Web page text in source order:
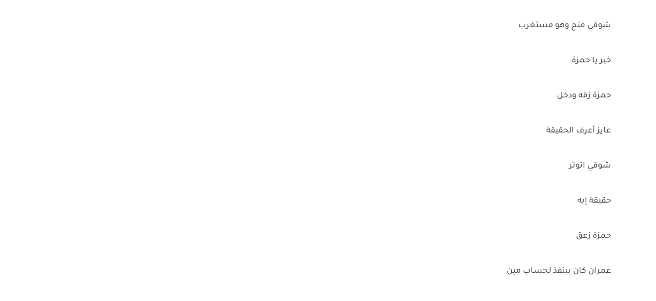
شوقي فتح وهو مستغرب
خير يا حمزة
حمزة زقه ودخل
عايز أعرف الحقيقة
شوقي اتوتر
حقيقة إيه
حمزة زعق
عمران كان بينفذ لحساب مين